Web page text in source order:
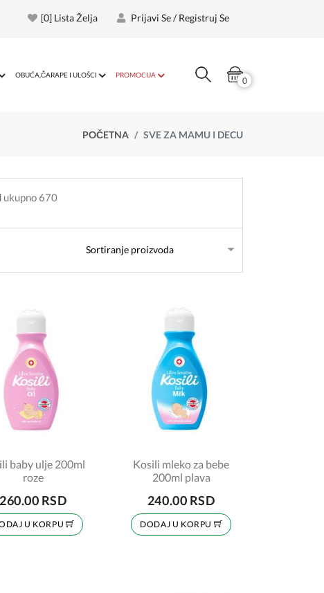
[0] Lista Želja Prijavi Se / Registruj Se
OBUĆA,ČARAPE I ULOŠCI PROMOCIJA
0
POČETNA SVE ZA MAMU I DECU
ukupno 670
baby ulje 200ml
roze
260.00 RSD
U KORPU
Kosili mleko za bebe
200ml plava
240.00 RSD
DODAJ U KORPU